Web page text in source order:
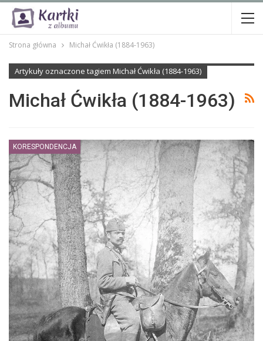
Strona główna Michał Ćwikła (1884-1963)
Artykuły oznaczone tagiem Michał Ćwikła (1884-1963)
Michał Ćwikła (1884-1963)
KORESPONDENCJA